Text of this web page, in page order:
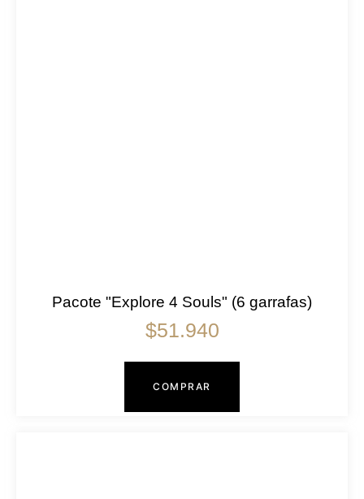
Pacote "Explore 4 Souls" (6 garrafas)
$51.940
COMPRAR